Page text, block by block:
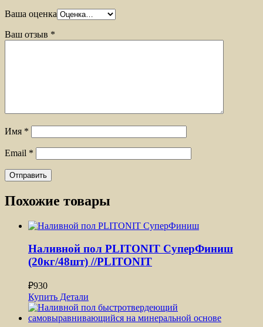
Ваша оценка
Ваш отзыв *
Имя *
Email *
Похожие товары
Наливной пол PLITONIT СуперФиниш
(20кг/48шт) //PLITONIT
₽930
Купить Детали